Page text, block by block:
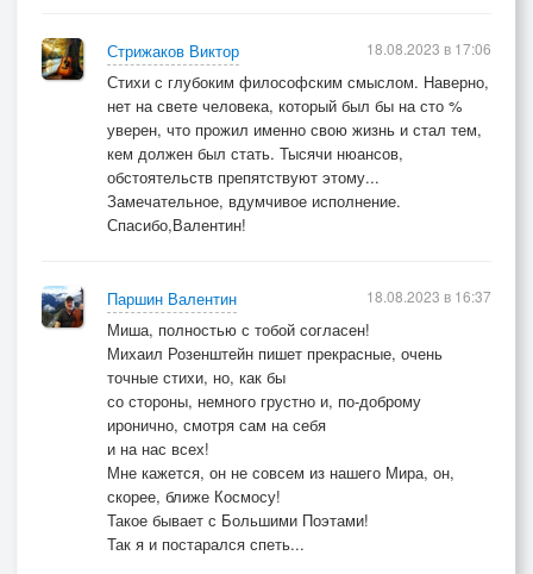
Стрижаков Виктор
Стихи с глубоким философским смыслом. Наверно,
нет на свете человека, который был бы на сто %
уверен, что прожил именно свою жизнь и стал тем,
кем должен был стать. Тысячи нюансов,
обстоятельств препятствуют этому...
Замечательное, вдумчивое исполнение.
Спасибо,Валентин!
18.08.2023 в 17:06
Паршин Валентин
Миша, полностью с тобой согласен!
Михаил Розенштейн пишет прекрасные, очень
точные стихи, но, как бы
со стороны, немного грустно и, по-доброму
иронично, смотря сам на себя
и на нас всех!
Мне кажется, он не совсем из нашего Мира, он,
скорее, ближе Космосу!
Такое бывает с Большими Поэтами!
Так я и постарался спеть...
18.08.2023 в 16:37